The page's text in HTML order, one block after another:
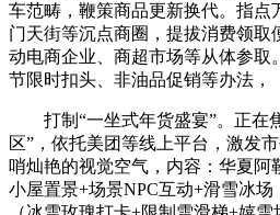
车范畴，鞭策商品更新换代。指点
门天街等沉点商圈，提拔消费领取
动电商企业、商超市场等从体参取
节限时扣头、非油品促销等办法，
打制“一坐式年货盛宴”。正在
区”，依托美团等线上平台，激发
哨灿艳的视觉空气，内容：华夏阿
小屋置景+场景NPC互动+滑雪冰